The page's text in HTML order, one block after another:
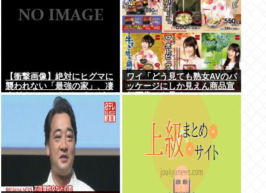
【衝撃画像】絶対にヒグマに
襲われない「最強の家」、凄
すぎるwwwこれは…ヤバす
ワイ「どう見ても熟女AVのパ
ッケージにしか見えん商品宣
伝画像でも見るか...」